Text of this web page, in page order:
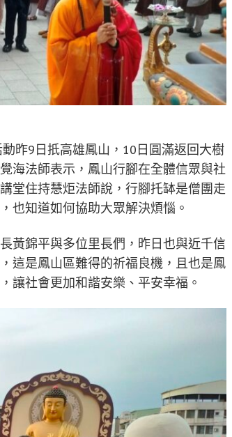
昨9日扺高雄鳳山，10日圓滿返回大樹
海法師表示，鳳山行腳在全體信眾與社
堂住持慧炬法師說，行腳托缽是僧團走
也知道如何協助大眾解決煩惱。
黃錦平與多位里長們，昨日也與近千信
這是鳳山區難得的祈福良機，且也是鳳
讓社會更加和諧安樂、平安幸福。